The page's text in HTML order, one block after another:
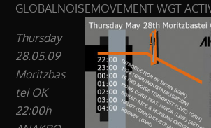
GLOBALNOISEMOVEMENT WGT
Thursday
28.05.09
Moritzbas
tei OK
22:00h